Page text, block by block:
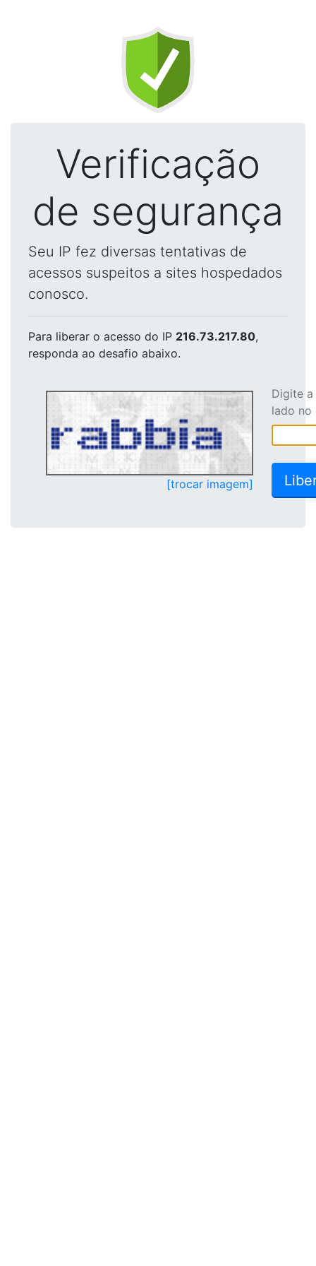
Verificação
de segurança
Seu IP fez diversas tentativas de
acessos suspeitos a sites hospedados
conosco.
Para liberar o acesso do IP 216.73.217.80,
responda ao desafio abaixo.
[trocar imagem]
Digite
lado no